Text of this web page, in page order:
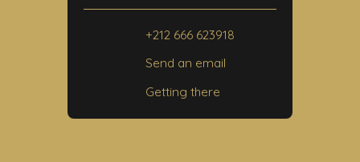
N°24
40000 Marrakech
+212 666 623918
Send an email
Getting there